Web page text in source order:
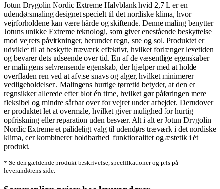
Jotun Drygolin Nordic Extreme Halvblank hvid 2,7 L er en
udendørsmaling designet specielt til det nordiske klima, hvor
vejrforholdene kan være hårde og skiftende. Denne maling benytter
Jotuns unikke Extreme teknologi, som giver enestående beskyttelse
mod vejrets påvirkninger, herunder regn, sne og sol. Produktet er
udviklet til at beskytte træværk effektivt, hvilket forlænger levetiden
og bevarer dets udseende over tid. En af de væsentlige egenskaber
er malingens selvrensende egenskab, der hjælper med at holde
overfladen ren ved at afvise snavs og alger, hvilket minimerer
vedligeholdelsen. Malingens hurtige tørretid betyder, at den er
regnsikker allerede efter blot én time, hvilket gør påføringen mere
fleksibel og mindre sårbar over for vejret under arbejdet. Derudover
er produktet let at overmale, hvilket giver mulighed for hurtig
opfriskning eller reparation uden besvær. Alt i alt er Jotun Drygolin
Nordic Extreme et pålideligt valg til udendørs træværk i det nordiske
klima, der kombinerer holdbarhed, funktionalitet og æstetik i ét
produkt.
* Se den gældende produkt beskrivelse, specifikationer og pris på
leverandørens side.